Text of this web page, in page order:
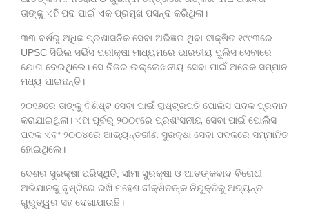
ତାଙ୍କୁ ଏହି ପଦ ପାଇଁ ଏକ ପ୍ରମୁଖ ପସନ୍ଦ କରିଥିଲା।
୩୩ ବର୍ଷରୁ ଅଧିକ ପ୍ରଶାସନିକ ସେବା ଅଭିଜ୍ଞତା ଥିବା ଦୀକ୍ଷିତ ୧୯୯୩ରେ
UPSC ସିଭିଲ ସର୍ଭିସ ପରୀକ୍ଷା ମାଧ୍ୟମରେ ଭାରତୀୟ ପୁଲିସ ସେବାରେ
ଯୋଗ ଦେଇଥିଲେ। ସେ ନିଜର ଉଲ୍ଲେଖନୀୟ ସେବା ପାଇଁ ଅନେକ ସମ୍ମାନ
ମଧ୍ୟ ପାଇଛନ୍ତି।
୨୦୧୬ରେ ତାଙ୍କୁ ବିଶିଷ୍ଟ ସେବା ପାଇଁ ରାଷ୍ଟ୍ରପତି ପୋଲିସ ପଦକ ପ୍ରଦାନ
କରାଯାଇଥିଲା। ଏହା ପୂର୍ବରୁ ୨୦୦୯ରେ ପ୍ରଶଂସନୀୟ ସେବା ପାଇଁ ପୋଲିସ
ପଦକ ଏବଂ ୨୦୦୪ରେ ଆଭ୍ୟନ୍ତରୀଣ ସୁରକ୍ଷା ସେବା ପଦକରେ ସମ୍ମାନିତ
ହୋଇଥିଲେ।
ଦେଶର ସୁରକ୍ଷା ପରିସ୍ଥିତି, ସୀମା ସୁରକ୍ଷା ଓ ଆତଙ୍କବାଦ ବିରୋଧୀ
ଅଭିଯାନକୁ ଦୃଷ୍ଟିରେ ରଖି ମହେଶ ଦୀକ୍ଷିତଙ୍କ ନିଯୁକ୍ତିକୁ ଅତ୍ୟନ୍ତ
ଗୁରୁତ୍ୱର ସହ ଦେଖାଯାଉଛି।